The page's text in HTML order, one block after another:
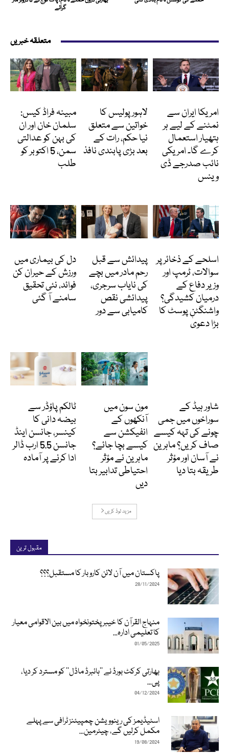
گرائے
متعلقہ خبریں
امریکا ایران سے
نمٹنے کے لیے ہر
ہتھیار استعمال
کرے گا۔ امریکی
نائب صدرجے ڈی
وینس
لاہور پولیس کا
خواتین سے متعلق
نیا حکم، رات کے
بعد بڑی پابندی نافذ
مبینہ فراڈ کیس:
سلمان خان اور ان
کی بہن کو عدالتی
سمن، 5 اکتوبر کو
طلب
اسلحے کے ذخائر پر
سوالات، ٹرمپ اور
وزیر دفاع کے
درمیان کشیدگی؟
واشنگٹن پوسٹ کا
بڑا دعویٰ
پیدائش سے قبل
رحم مادر میں بچے
کی نایاب سرجری،
پیدائشی نقص
کامیابی سے دور
دل کی بیماری میں
ورزش کے حیران کن
فوائد، نئی تحقیق
سامنے آ گئی
شاور ہیڈ کے
سوراخوں میں جمی
چونے کی تہہ کیسے
صاف کریں؟ ماہرین
نے آسان اور مؤثر
طریقہ بتا دیا
مون سون میں
آنکھوں کے
انفیکشن سے
کیسے بچا جائے؟
ماہرین نے مؤثر
احتیاطی تدابیر بتا
دیں
ٹالکم پاؤڈر سے
بیضہ دانی کا
کینسر، جانسن اینڈ
جانسن 5.5 ارب ڈالر
ادا کرنے پر آمادہ
مزید لوڈ کریں
مقبول ترین
پاکستان میں آن لائن کاروبار کا مستقبل؟؟؟
28/11/2024
منہاج القرآن کا خیبرپختونخواہ میں بین الاقوامی معیار
کا تعلیمی ادارہ...
01/05/2025
بھارتی کرکٹ بورڈ نے ’’ہائبرڈ ماڈل‘‘ کو مسترد کر دیا،
پی...
04/12/2024
اسٹیڈیمز کی رینوویشن چمپیئنز ٹرافی سے پہلے
مکمل کرلیں گے، چیئرمین...
19/08/2024